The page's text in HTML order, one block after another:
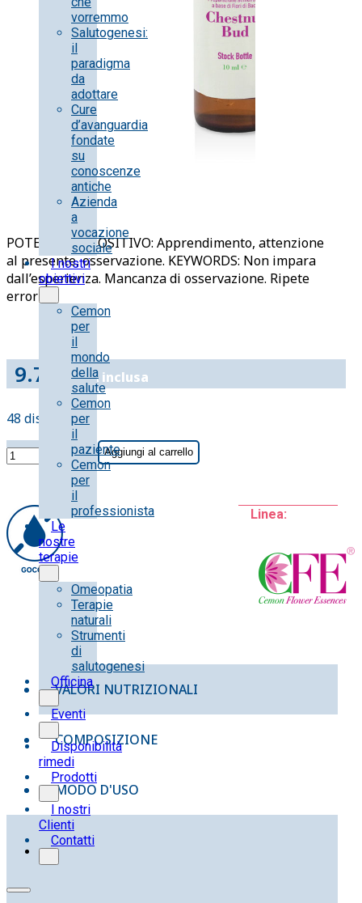
vorremmo
Salutogenesi:
il
paradigma
da
adottare
Cure
d’avanguardia
fondate
su
conoscenze
antiche
Azienda
a
vocazione
sociale
I nostri
obiettivi
Cemon
per
il
mondo
della
salute
Cemon
per
il
paziente
Cemon
per
il
professionista
Le
nostre
terapie
Omeopatia
Terapie
naturali
Strumenti
di
salutogenesi
Officina
Eventi
Disponibilità
rimedi
Prodotti
I nostri
Clienti
Contatti
POTENZIALE POSITIVO: Apprendimento, attenzione
al presente, osservazione. KEYWORDS: Non impara
dall’esperienza. Mancanza di osservazione. Ripete
errori
9.70 IVA inclusa
48 disponibili
CHESTNUT
BUD
STO
BOT
10ML
quantità
Aggiungi al carrello
Linea:
VALORI NUTRIZIONALI
COMPOSIZIONE
MODO D'USO